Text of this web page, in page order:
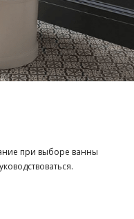
при выборе ванны